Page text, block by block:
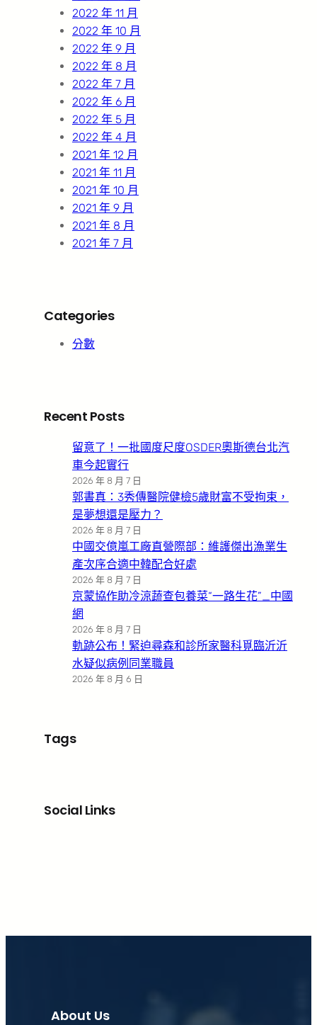
2022 年 11 月
2022 年 10 月
2022 年 9 月
2022 年 8 月
2022 年 7 月
2022 年 6 月
2022 年 5 月
2022 年 4 月
2021 年 12 月
2021 年 11 月
2021 年 10 月
2021 年 9 月
2021 年 8 月
2021 年 7 月
Categories
分數
Recent Posts
留意了！一批國度尺度OSDER奧斯德台北汽
車今起實行
2026 年 8 月 7 日
郭書真：3秀傳醫院健檢5歲財富不受拘束，
是夢想還是壓力？
2026 年 8 月 7 日
中國交億嵐工廠直營際部：維護傑出漁業生
產次序合適中韓配合好處
2026 年 8 月 7 日
京蒙協作助冷涼蔬查包養菜“一路生花”_中國
網
2026 年 8 月 7 日
軌跡公布！緊迫尋森和診所家醫科覓臨沂沂
水疑似病例同業職員
2026 年 8 月 6 日
Tags
Social Links
About Us